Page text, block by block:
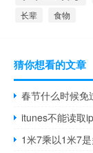
长辈 食物
猜你想看的文章
春节什么时候免
itunes不能读取
1米7乘以1米7